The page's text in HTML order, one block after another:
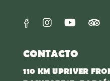
CONTACTO
110 KM UPRIVER